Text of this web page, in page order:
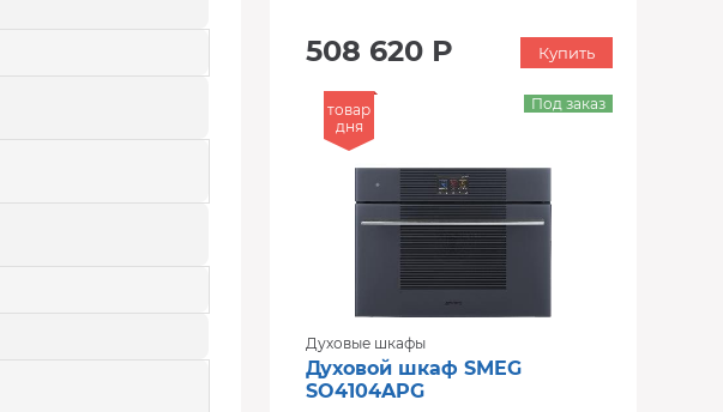
508 620 Р Купить
товар
дня
Духовые шкафы
Духовой шкаф SMEG
SO4104APG
Под заказ